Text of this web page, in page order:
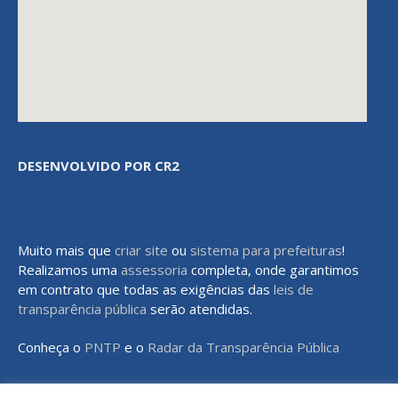
DESENVOLVIDO POR CR2
Muito mais que criar site ou sistema para prefeituras!
Realizamos uma assessoria completa, onde garantimos
em contrato que todas as exigências das leis de
transparência pública serão atendidas.
Conheça o PNTP e o Radar da Transparência Pública